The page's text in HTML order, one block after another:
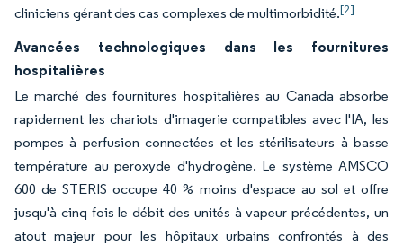
cliniciens gérant des cas complexes de multimorbidité.[2]
Avancées technologiques dans les fournitures
hospitalières
Le marché des fournitures hospitalières au Canada absorbe
rapidement les chariots d'imagerie compatibles avec l'IA, les
pompes à perfusion connectées et les stérilisateurs à basse
température au peroxyde d'hydrogène. Le système AMSCO
600 de STERIS occupe 40 % moins d'espace au sol et offre
jusqu'à cinq fois le débit des unités à vapeur précédentes, un
atout majeur pour les hôpitaux urbains confrontés à des